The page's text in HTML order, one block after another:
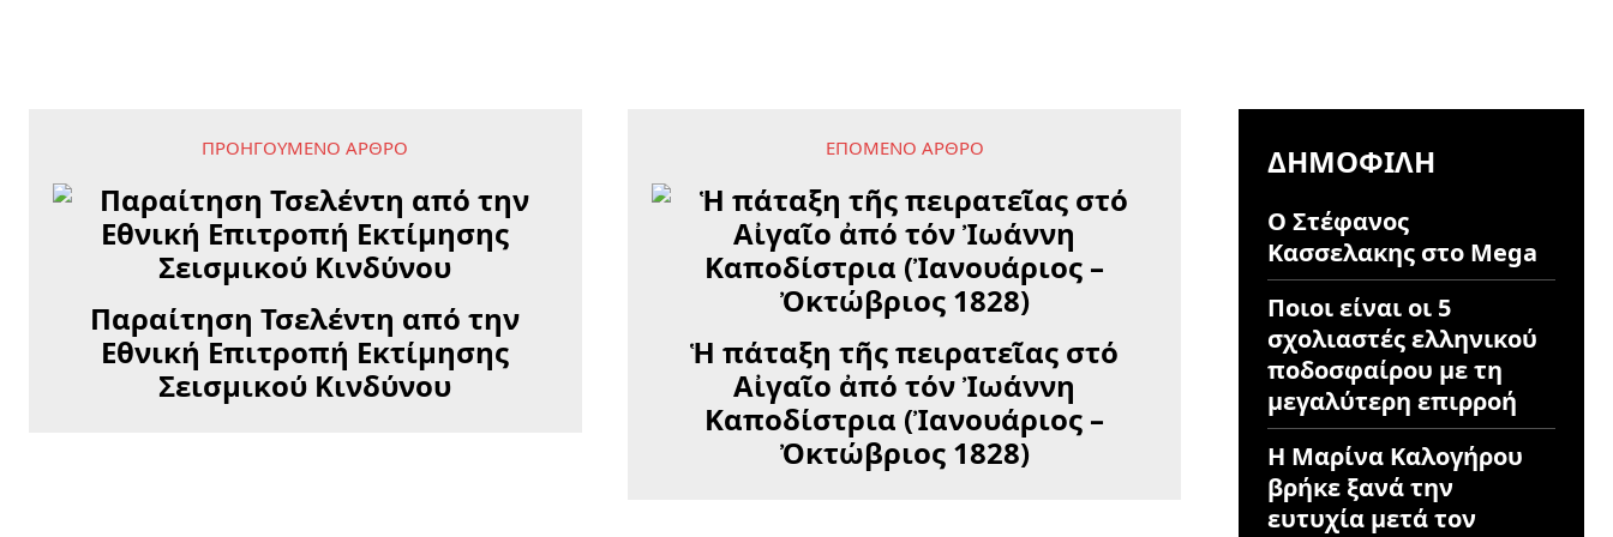
ΠΡΟΗΓΟΎΜΕΝΟ ΆΡΘΡΟ
Παραίτηση Τσελέντη από την
Εθνική Επιτροπή Εκτίμησης
Σεισμικού Κινδύνου
ΕΠΌΜΕΝΟ ΆΡΘΡΟ
Ἡ πάταξη τῆς πειρατεῖας στό
Αἰγαῖο ἀπό τόν Ἰωάννη
Καποδίστρια (Ἰανουάριος –
Ὀκτώβριος 1828)
ΔΗΜΟΦΙΛΉ
Ο Στέφανος
Κασσελακης στο Mega
Ποιοι είναι οι 5
σχολιαστές ελληνικού
ποδοσφαίρου με τη
μεγαλύτερη επιρροή
Η Μαρίνα Καλογήρου
βρήκε ξανά την
ευτυχία μετά τον